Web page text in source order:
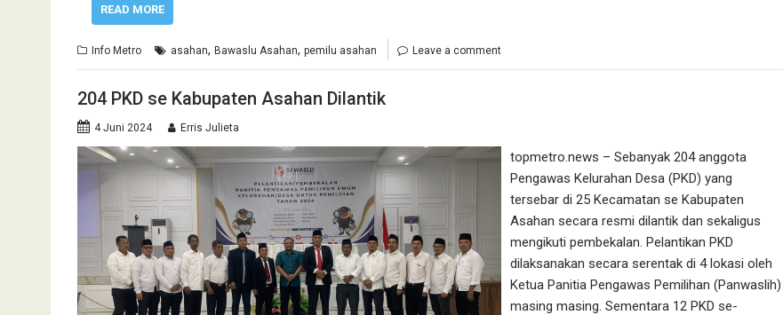
READ MORE
Info Metro asahan, Bawaslu Asahan, pemilu asahan Leave a comment
204 PKD se Kabupaten Asahan Dilantik
4 Juni 2024 Erris Julieta
topmetro.news – Sebanyak 204 anggota
Pengawas Kelurahan Desa (PKD) yang
tersebar di 25 Kecamatan se Kabupaten
Asahan secara resmi dilantik dan sekaligus
mengikuti pembekalan. Pelantikan PKD
dilaksanakan secara serentak di 4 lokasi oleh
Ketua Panitia Pengawas Pemilihan (Panwaslih)
masing masing. Sementara 12 PKD se-